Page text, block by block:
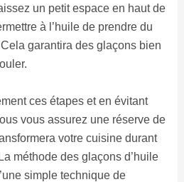
un petit espace en haut de
à l’huile de prendre du
garantira des glaçons bien
ces étapes et en évitant
vous assurez une réserve de
votre cuisine durant
méthode des glaçons d’huile
simple technique de